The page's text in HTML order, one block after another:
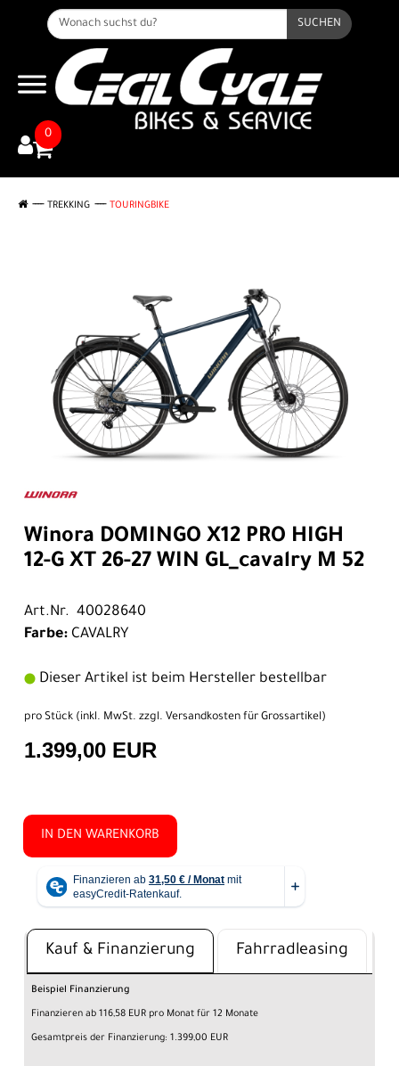
SUCHEN
0
TREKKING TOURINGBIKE
Winora DOMINGO X12 PRO HIGH
12-G XT 26-27 WIN GL_cavalry M 52
Art.Nr. 40028640
Farbe: CAVALRY
Dieser Artikel ist beim Hersteller bestellbar
pro Stück (inkl. MwSt. zzgl. Versandkosten für Grossartikel)
1.399,00 EUR
IN DEN WARENKORB
Kauf & Finanzierung Fahrradleasing
Beispiel Finanzierung
Finanzieren ab 116,58 EUR pro Monat für 12 Monate
Gesamtpreis der Finanzierung: 1.399,00 EUR